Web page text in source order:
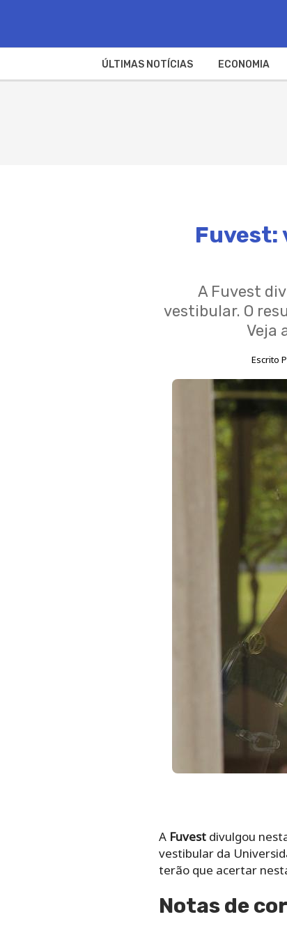
ÚLTIMAS NOTÍCIAS ECONOMIA
Fuvest:
A Fuvest
vestibular. O
Veja
Escrito
A Fuvestdivulgou
vestibular da
terão que acertar
Notas de